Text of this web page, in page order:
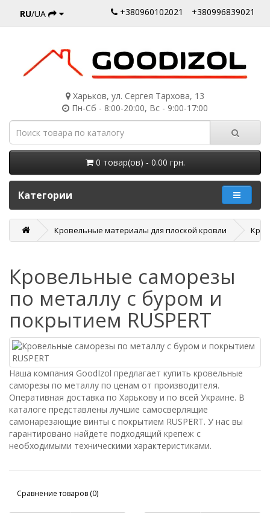
RU/UA +380960102021 +380996839021
Харьков, ул. Сергея Тархова, 13
Пн-Сб - 8:00-20:00, Вс - 9:00-17:00
0 товар(ов) - 0.00 грн.
Категории
Кровельные материалы для плоской кровли
Кровельные саморезы
по металлу с буром и
покрытием RUSPERT
Наша компания GoodIzol предлагает купить кровельные
саморезы по металлу по ценам от производителя.
Оперативная доставка по Харькову и по всей Украине. В
каталоге представлены лучшие самосверлящие
самонарезающие винты с покрытием RUSPERT. У нас вы
гарантировано найдете подходящий крепеж с
необходимыми техническими характеристиками.
Сравнение товаров (0)